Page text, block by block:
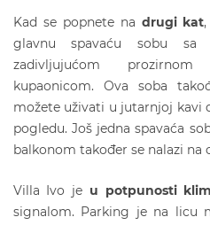
Kad se popnete na drugi kat
glavnu spavaću sobu sa
zadivljujućom
kupaonicom. Ova soba
možete uživati u jutarnjoj kavi
pogledu. Još jedna spavaća
balkonom također se nalazi na
Villa Ivo je u potpunosti
signalom. Parking je na licu